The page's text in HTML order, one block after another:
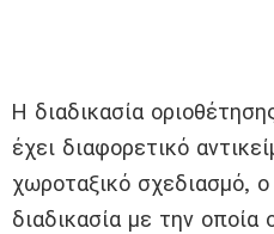
Η διαδικασία
έχει διαφορετικό
χωροταξικό σχεδιασμό,
διαδικασία με την οποία